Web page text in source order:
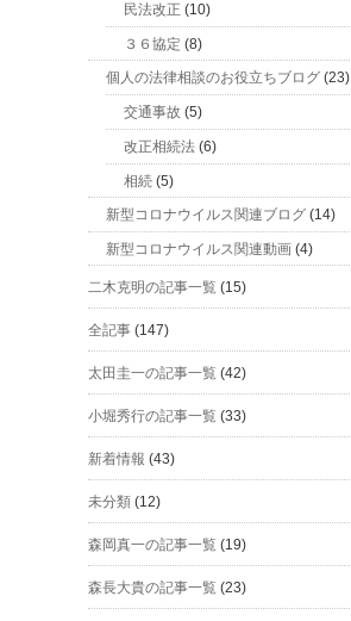
民法改正 (10)
３６協定 (8)
個人の法律相談のお役立ちブログ (23)
交通事故 (5)
改正相続法 (6)
相続 (5)
新型コロナウイルス関連ブログ (14)
新型コロナウイルス関連動画 (4)
二木克明の記事一覧 (15)
全記事 (147)
太田圭一の記事一覧 (42)
小堀秀行の記事一覧 (33)
新着情報 (43)
未分類 (12)
森岡真一の記事一覧 (19)
森長大貴の記事一覧 (23)